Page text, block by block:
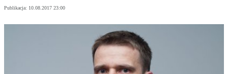
Publikacja: 10.08.2017 23:00